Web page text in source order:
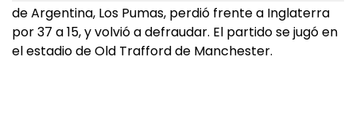
de Argentina, Los Pumas, perdió frente a Inglaterra
por 37 a 15, y volvió a defraudar. El partido se jugó en
el estadio de Old Trafford de Manchester.